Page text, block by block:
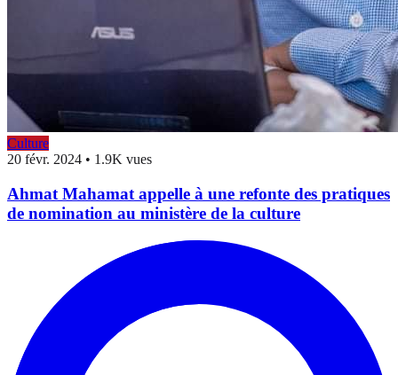
Culture
20 févr. 2024 • 1.9K vues
Ahmat Mahamat appelle à une refonte des pratiques
de nomination au ministère de la culture